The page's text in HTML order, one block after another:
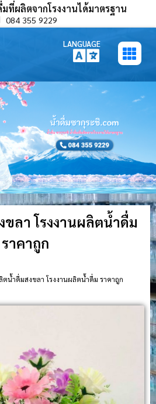
ที่ผลิตจากโรงงานได้มาตรฐาน
084 355 9229
LANGUAGE
ลา โรงงานผลิตน้ำดื่ม
ราคาถูก
น้ำดื่มสงขลา โรงงานผลิตน้ำดื่ม ราคาถูก